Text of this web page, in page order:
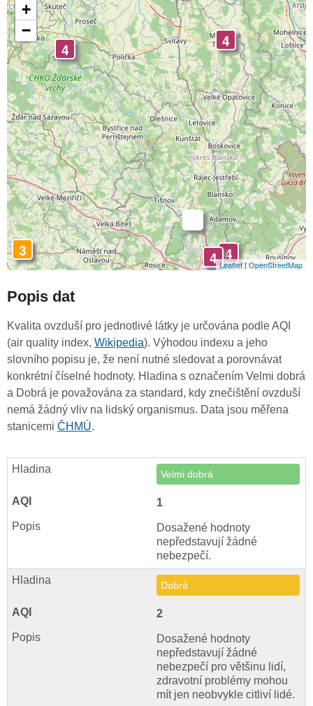
3
4 4
4
4
+
−
Leaflet|OpenStreetMap
Popis dat
Kvalita ovzduší pro jednotlivé látky je určována podle AQI
(air quality index, Wikipedia). Výhodou indexu a jeho
slovního popisu je, že není nutné sledovat a porovnávat
konkrétní číselné hodnoty. Hladina s označením Velmi dobrá
a Dobrá je považována za standard, kdy znečištění ovzduší
nemá žádný vliv na lidský organismus. Data jsou měřena
stanicemi ČHMÚ.
Velmi dobrá
1
Dosažené hodnoty
nepředstavují žádné
nebezpečí.
Dobrá
2
Dosažené hodnoty
nepředstavují žádné
nebezpečí pro většinu lidí,
zdravotní problémy mohou
mít jen neobvykle citliví lidé.